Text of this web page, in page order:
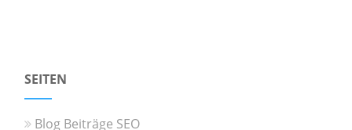
SEITEN
Blog Beiträge SEO